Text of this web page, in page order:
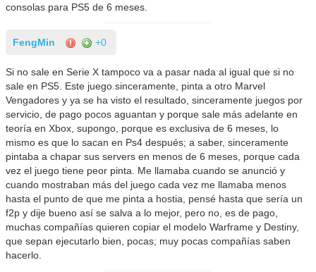
consolas para PS5 de 6 meses.
FengMin +0
Si no sale en Serie X tampoco va a pasar nada al igual que si no
sale en PS5. Este juego sinceramente, pinta a otro Marvel
Vengadores y ya se ha visto el resultado, sinceramente juegos por
servicio, de pago pocos aguantan y porque sale más adelante en
teoría en Xbox, supongo, porque es exclusiva de 6 meses, lo
mismo es que lo sacan en Ps4 después; a saber, sinceramente
pintaba a chapar sus servers en menos de 6 meses, porque cada
vez el juego tiene peor pinta. Me llamaba cuando se anunció y
cuando mostraban más del juego cada vez me llamaba menos
hasta el punto de que me pinta a hostia, pensé hasta que sería un
f2p y dije bueno así se salva a lo mejor, pero no, es de pago,
muchas compañías quieren copiar el modelo Warframe y Destiny,
que sepan ejecutarlo bien, pocas; muy pocas compañías saben
hacerlo.